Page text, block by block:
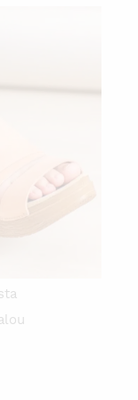
TUOTTEELLA
MUUNNELMA.
VOIT